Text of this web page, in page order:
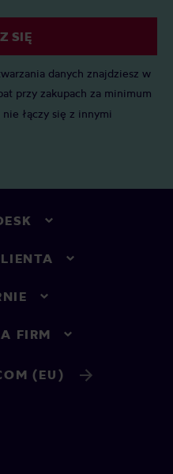
SIĘ
danych znajdziesz w
przy zakupach za minimum
łączy się z innymi
FIRM
(EU)